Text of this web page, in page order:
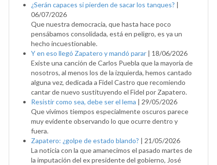
¿Serán capaces si pierden de sacar los tanques? |
06/07/2026
Que nuestra democracia, que hasta hace poco
pensábamos consolidada, está en peligro, es ya un
hecho incuestionable.
Y en eso llegó Zapatero y mandó parar | 18/06/2026
Existe una canción de Carlos Puebla que la mayoría de
nosotros, al menos los de la izquierda, hemos cantado
alguna vez, dedicada a Fidel Castro que recomiendo
cantar de nuevo sustituyendo el Fidel por Zapatero.
Resistir como sea, debe ser el lema | 29/05/2026
Que vivimos tiempos especialmente oscuros parece
muy evidente observando lo que ocurre dentro y
fuera.
Zapatero: ¿golpe de estado blando? | 21/05/2026
La noticia con la que amanecimos el pasado martes de
la imputación del ex presidente del gobierno, José